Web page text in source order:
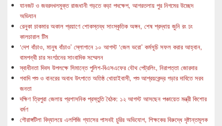
যানজট ও জবরদখলমুক্ত রাজধানী গড়তে কড়া পদক্ষেপ, আগরতলায় পুর নিগমের উচ্ছেদ
অভিযান
রেনুকা চাকমার অকাল প্রয়াণে শোকস্তব্ধ সাংস্কৃতিক অঙ্গন, শেষ শ্রদ্ধায় জুনি রং ঢং
কালচারাল টিম
‘দেশ বাঁচাও, মানুষ বাঁচাও’ স্লোগানে ১০ আগস্ট ‘জেল ভরো’ কর্মসূচি সফল করার আহ্বান,
বামপন্থী চার সংগঠনের সাংবাদিক সম্মেলন
স্বাধীনতা দিবস উপলক্ষে সিমান্তে পুলিশ-বিএসএফের যৌথ পেট্রলিং, নিরাপত্তা জোরদার
গবাদি পশু ও বানরের অবাধ উৎপাতে অতিষ্ঠ খোয়াইবাসী, পশু আশ্রয়কেন্দ্র গড়ার দাবিতে সরব
জনতা
দক্ষিণ ত্রিপুরা জেলায় প্রশাসনিক প্রস্তুতি বৈঠক: ১২ আগস্ট আসছেন পঞ্চায়েত মন্ত্রী কিশোর
বর্মণ
গৌরাঙ্গটিলা বিদ্যালয়ে এলপিজি গ্যাসের পাসবই চুরির অভিযোগ, শিক্ষকের বিরুদ্ধে দৃষ্টান্তমূলক